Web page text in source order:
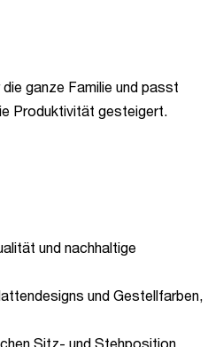
ganze Familie und passt
Produktivität gesteigert.
und nachhaltige
und Gestellfarben,
Sitz- und Stehposition